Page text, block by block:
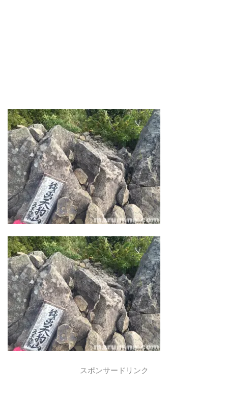
スポンサードリンク